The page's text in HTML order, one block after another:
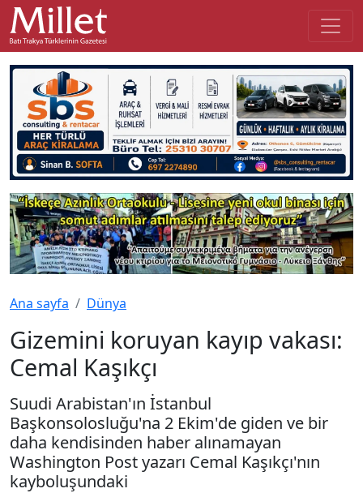
Ana sayfa Dünya
Gizemini koruyan kayıp vakası:
Cemal Kaşıkçı
Suudi Arabistan'ın İstanbul
Başkonsolosluğu'na 2 Ekim'de giden ve bir
daha kendisinden haber alınamayan
Washington Post yazarı Cemal Kaşıkçı'nın
kayboluşundaki